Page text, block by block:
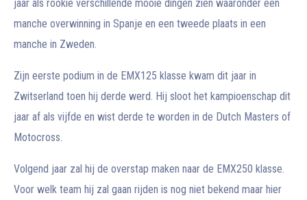
jaar als rookie verschillende mooie dingen zien waaronder een
manche overwinning in Spanje en een tweede plaats in een
manche in Zweden.
Zijn eerste podium in de EMX125 klasse kwam dit jaar in
Zwitserland toen hij derde werd. Hij sloot het kampioenschap dit
jaar af als vijfde en wist derde te worden in de Dutch Masters of
Motocross.
Volgend jaar zal hij de overstap maken naar de EMX250 klasse.
Voor welk team hij zal gaan rijden is nog niet bekend maar hier